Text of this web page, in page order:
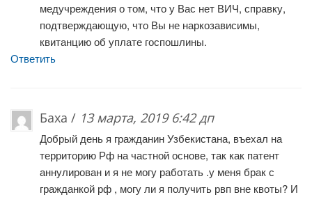
медучреждения о том, что у Вас нет ВИЧ, справку,
подтверждающую, что Вы не наркозависимы,
квитанцию об уплате госпошлины.
Ответить
Баха / 13 марта, 2019 6:42 дп
Добрый день я гражданин Узбекистана, въехал на
территорию Рф на частной основе, так как патент
аннулирован и я не могу работать .у меня брак с
гражданкой рф , могу ли я получить рвп вне квоты? И